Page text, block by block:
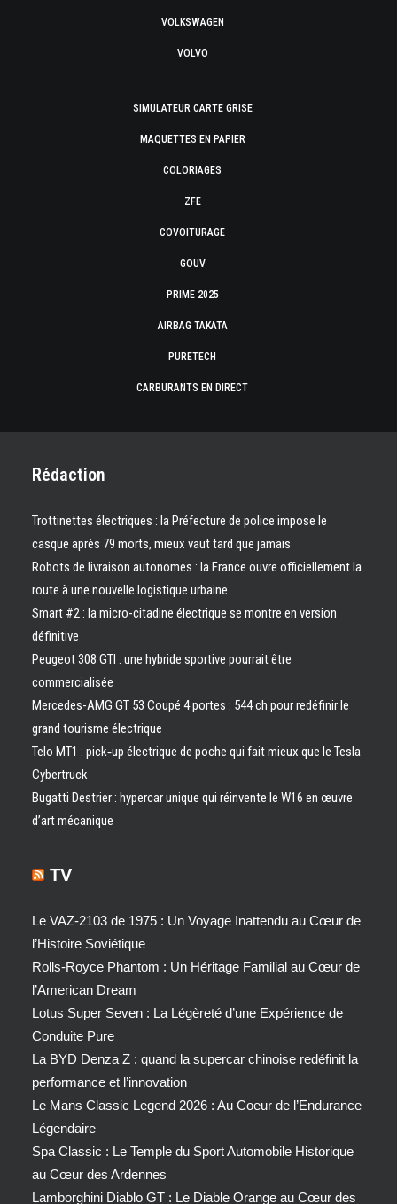
VOLKSWAGEN
VOLVO
SIMULATEUR CARTE GRISE
MAQUETTES EN PAPIER
COLORIAGES
ZFE
COVOITURAGE
GOUV
PRIME 2025
AIRBAG TAKATA
PURETECH
CARBURANTS EN DIRECT
Rédaction
Trottinettes électriques : la Préfecture de police impose le
casque après 79 morts, mieux vaut tard que jamais
Robots de livraison autonomes : la France ouvre officiellement la
route à une nouvelle logistique urbaine
Smart #2 : la micro-citadine électrique se montre en version
définitive
Peugeot 308 GTI : une hybride sportive pourrait être
commercialisée
Mercedes-AMG GT 53 Coupé 4 portes : 544 ch pour redéfinir le
grand tourisme électrique
Telo MT1 : pick‑up électrique de poche qui fait mieux que le Tesla
Cybertruck
Bugatti Destrier : hypercar unique qui réinvente le W16 en œuvre
d’art mécanique
TV
Le VAZ-2103 de 1975 : Un Voyage Inattendu au Cœur de
l’Histoire Soviétique
Rolls-Royce Phantom : Un Héritage Familial au Cœur de
l’American Dream
Lotus Super Seven : La Légèreté d’une Expérience de
Conduite Pure
La BYD Denza Z : quand la supercar chinoise redéfinit la
performance et l’innovation
Le Mans Classic Legend 2026 : Au Coeur de l’Endurance
Légendaire
Spa Classic : Le Temple du Sport Automobile Historique
au Cœur des Ardennes
Lamborghini Diablo GT : Le Diable Orange au Cœur des